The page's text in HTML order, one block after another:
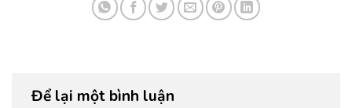
Để lại một bình luận